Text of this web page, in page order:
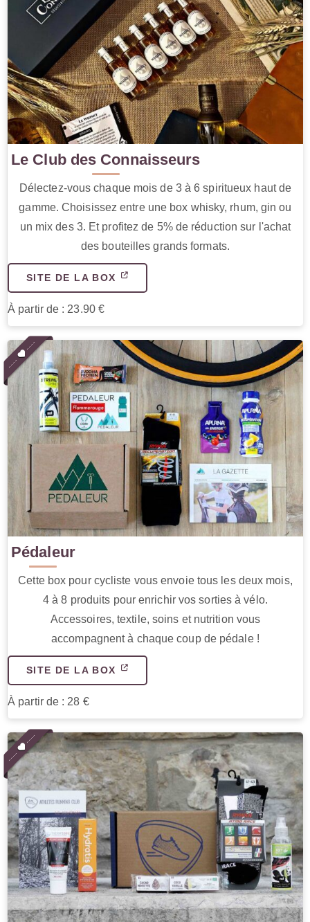
Le Club des Connaisseurs
Délectez-vous chaque mois de 3 à 6 spiritueux haut de
gamme. Choisissez entre une box whisky, rhum, gin ou
un mix des 3. Et profitez de 5% de réduction sur l'achat
des bouteilles grands formats.
SITE DE LA BOX
À partir de : 23.90 €
Pédaleur
Cette box pour cycliste vous envoie tous les deux mois,
4 à 8 produits pour enrichir vos sorties à vélo.
Accessoires, textile, soins et nutrition vous
accompagnent à chaque coup de pédale !
SITE DE LA BOX
À partir de : 28 €